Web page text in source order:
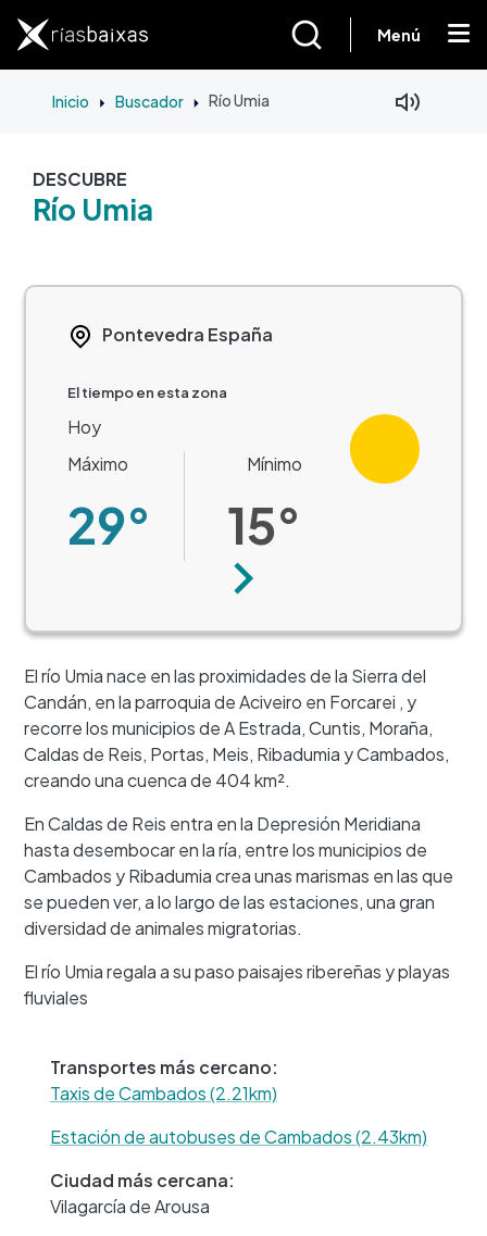
Menú
Inicio Buscador Río Umia
DESCUBRE
Río Umia
Pontevedra España
El tiempo en esta zona
Hoy
Máximo
29°
Mínimo
15°
Siguiente
El río Umia nace en las proximidades de la Sierra del
Candán, en la parroquia de Aciveiro en Forcarei , y
recorre los municipios de A Estrada, Cuntis, Moraña,
Caldas de Reis, Portas, Meis, Ribadumia y Cambados,
creando una cuenca de 404 km².
En Caldas de Reis entra en la Depresión Meridiana
hasta desembocar en la ría, entre los municipios de
Cambados y Ribadumia crea unas marismas en las que
se pueden ver, a lo largo de las estaciones, una gran
diversidad de animales migratorias.
El río Umia regala a su paso paisajes ribereñas y playas
fluviales
+
Transportes más cercano:
Taxis de Cambados (2.21km)
Estación de autobuses de Cambados (2.43km)
Ciudad más cercana:
Vilagarcía de Arousa